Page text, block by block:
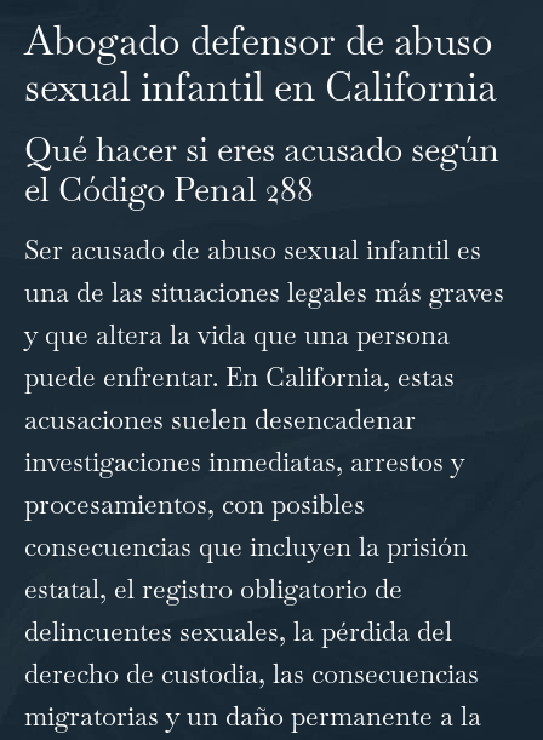
Abogado defensor de abuso
sexual infantil en California
Qué hacer si eres acusado según
el Código Penal 288
Ser acusado de abuso sexual infantil es
una de las situaciones legales más graves
y que altera la vida que una persona
puede enfrentar. En California, estas
acusaciones suelen desencadenar
investigaciones inmediatas, arrestos y
procesamientos, con posibles
consecuencias que incluyen la prisión
estatal, el registro obligatorio de
delincuentes sexuales, la pérdida del
derecho de custodia, las consecuencias
migratorias y un daño permanente a la